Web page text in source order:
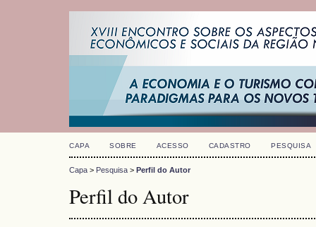
CAPA SOBRE ACESSO CADASTRO PESQUISA
Capa > Pesquisa > Perfil do Autor
Perfil do Autor